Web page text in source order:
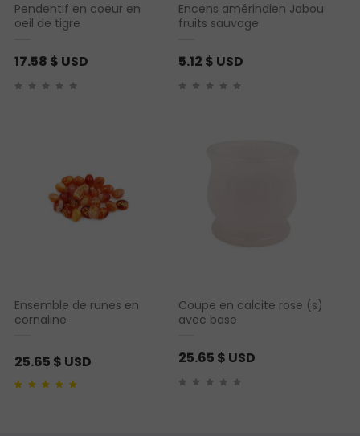
Pendentif en coeur en
oeil de tigre
17.58 $ USD
Encens amérindien Jabou
fruits sauvage
5.12 $ USD
Ensemble de runes en
cornaline
25.65 $ USD
Coupe en calcite rose (s)
avec base
25.65 $ USD